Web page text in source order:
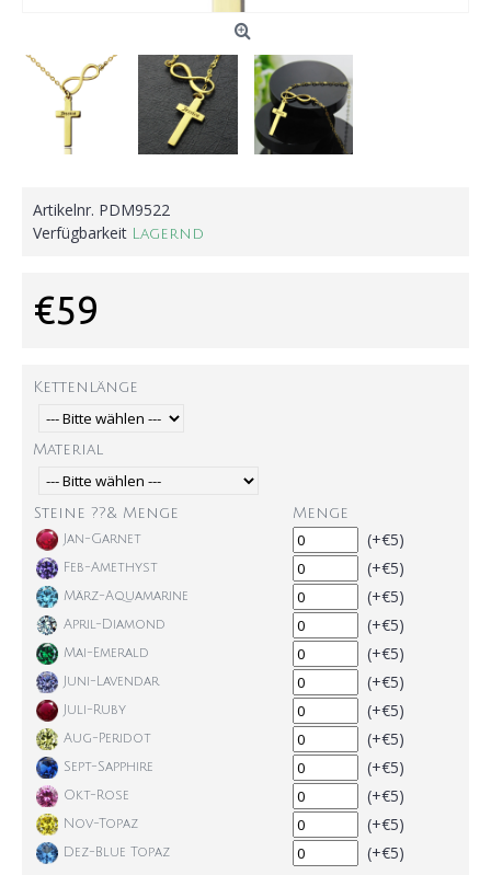
Artikelnr. PDM9522
Verfügbarkeit
Lagernd
€59
Kettenlänge
Material
Steine ??& Menge Menge
Jan-Garnet (+€5)
Feb-Amethyst (+€5)
März-Aquamarine (+€5)
April-Diamond (+€5)
Mai-Emerald (+€5)
Juni-Lavendar (+€5)
Juli-Ruby (+€5)
Aug-Peridot (+€5)
Sept-Sapphire (+€5)
Okt-Rose (+€5)
Nov-Topaz (+€5)
Dez-Blue Topaz (+€5)